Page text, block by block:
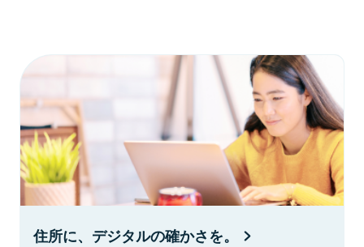
住所に、デジタルの確かさを。